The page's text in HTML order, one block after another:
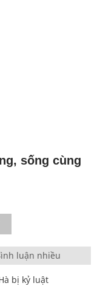
sống cùng
luận nhiều
bị kỷ luật